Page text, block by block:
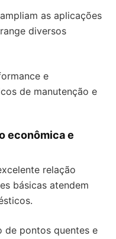
as aplicações
diversos
e
de manutenção e
econômica e
relação
básicas atendem
de pontos quentes e